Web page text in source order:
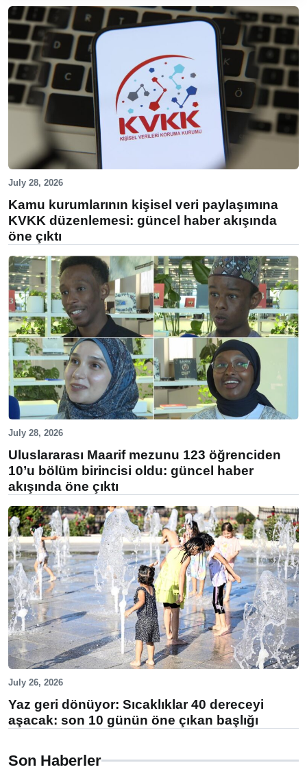
July 28, 2026
Kamu kurumlarının kişisel veri paylaşımına
KVKK düzenlemesi: güncel haber akışında
öne çıktı
July 28, 2026
Uluslararası Maarif mezunu 123 öğrenciden
10’u bölüm birincisi oldu: güncel haber
akışında öne çıktı
July 26, 2026
Yaz geri dönüyor: Sıcaklıklar 40 dereceyi
aşacak: son 10 günün öne çıkan başlığı
Son Haberler